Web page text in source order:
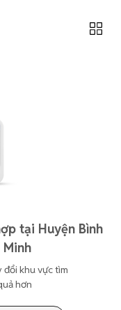
tại Huyện Bình
Minh
khu vực tìm
hơn